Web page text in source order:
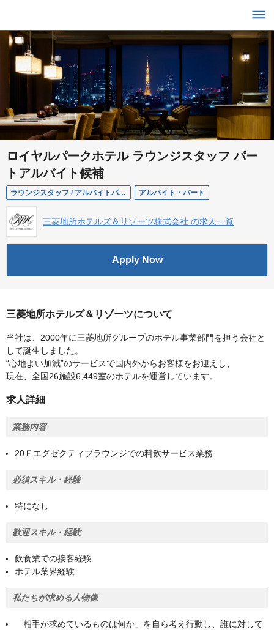
ロイヤルパークホテル ラウンジスタッフ パー
トアルバイト候補
ラウンジスタッフ / アルバイトパート候補 アルバイト・パート
三菱地所ホテルズ＆リゾーツ株式会社 の求人一覧
Apply Now
三菱地所ホテルズ＆リゾーツについて
当社は、2000年に三菱地所グループのホテル事業部門を担う会社と
して誕生しました。
“心地よい加減”のサービスで国内外からお客様をお迎えし、
現在、全国26施設6,449室のホテルを運営しています。
求人詳細
業務内容
20Ｆエグゼクティブラウンジでの料飲サービス業務
必須スキル・経験
特になし
歓迎スキル・経験
飲食業での接客経験
ホテル業界経験
私たちが求める人物像
「相手が求めているものは何か」を自ら考え行動し、誰に対して